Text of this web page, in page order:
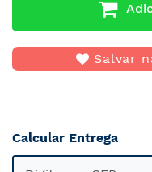
Salvar
Calcular Entrega